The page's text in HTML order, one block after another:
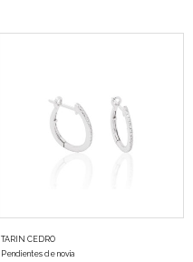
TARIN CEDRO
Pendientes de novia